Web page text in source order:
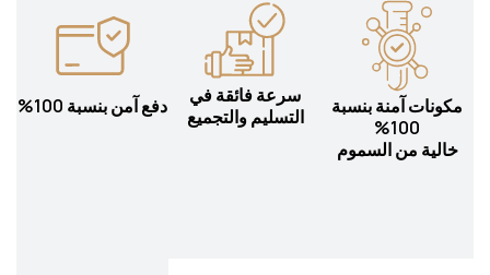
مكونات آمنة بنسبة
100%
خالية من السموم
سرعة فائقة في
التسليم والتجميع
دفع آمن بنسبة 100%